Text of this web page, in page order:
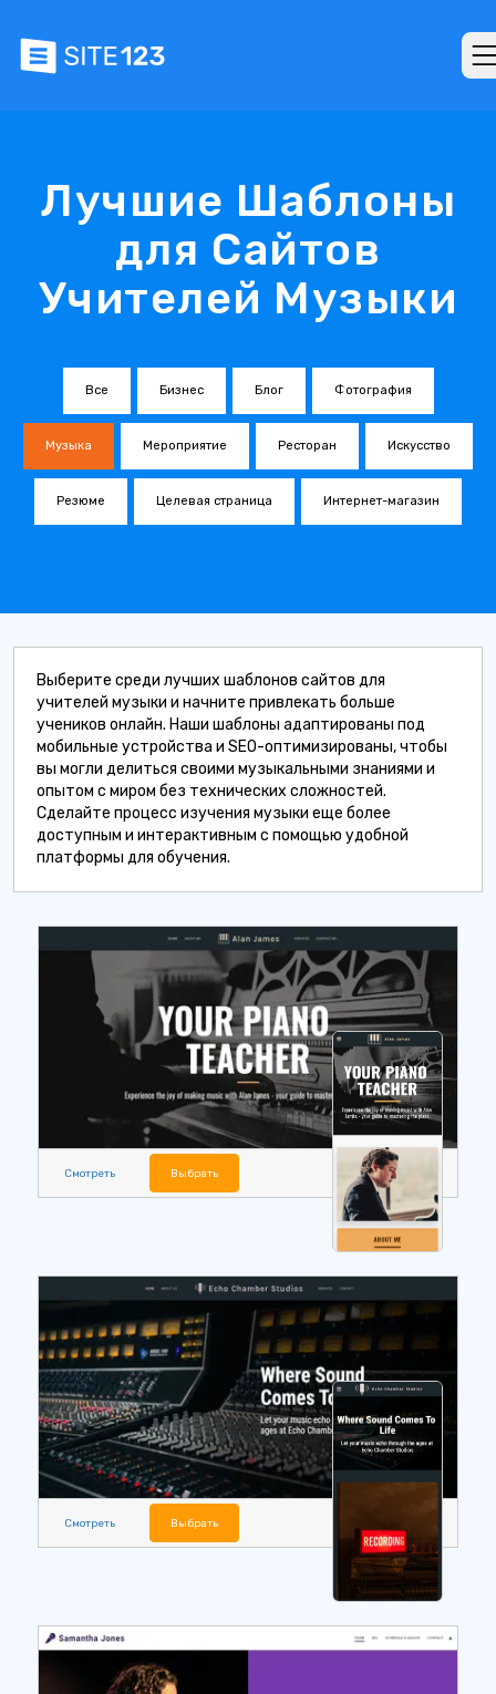
Лучшие Шаблоны
для Сайтов
Учителей Музыки
Все Бизнес Блог Фотография
Музыка Мероприятие Ресторан Искусство
Резюме Целевая страница Интернет-магазин
Выберите среди лучших шаблонов сайтов для
учителей музыки и начните привлекать больше
учеников онлайн. Наши шаблоны адаптированы под
мобильные устройства и SEO-оптимизированы, чтобы
вы могли делиться своими музыкальными знаниями и
опытом с миром без технических сложностей.
Сделайте процесс изучения музыки еще более
доступным и интерактивным с помощью удобной
платформы для обучения.
Смотреть Выбрать
Смотреть Выбрать